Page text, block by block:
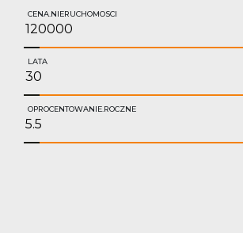
CENA.NIERUCHOMOSCI
LATA
OPROCENTOWANIE.ROCZNE